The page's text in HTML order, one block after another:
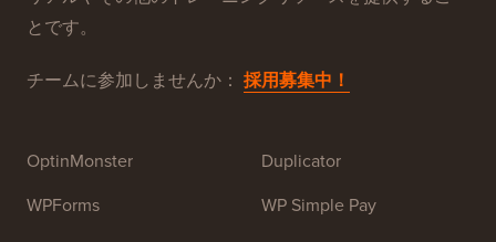
とです。
チームに参加しませんか： 採用募集中！
OptinMonster
WPForms
Duplicator
WP Simple Pay